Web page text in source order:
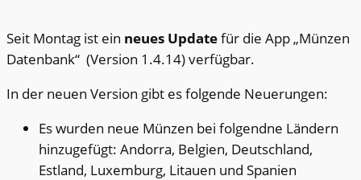
Seit Montag ist ein neues Updatefür die App „Münzen
Datenbank“ (Version 1.4.14) verfügbar.
In der neuen Version gibt es folgende Neuerungen:
Es wurden neue Münzen bei folgendne Ländern
hinzugefügt: Andorra, Belgien, Deutschland,
Estland, Luxemburg, Litauen und Spanien